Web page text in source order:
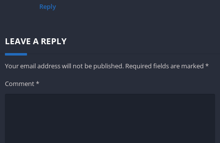
Reply
LEAVE A REPLY
Your email address will not be published. Required fields are marked *
Comment*